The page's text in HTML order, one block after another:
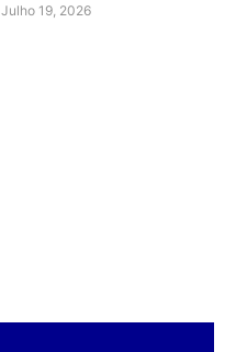
Julho 19, 2026